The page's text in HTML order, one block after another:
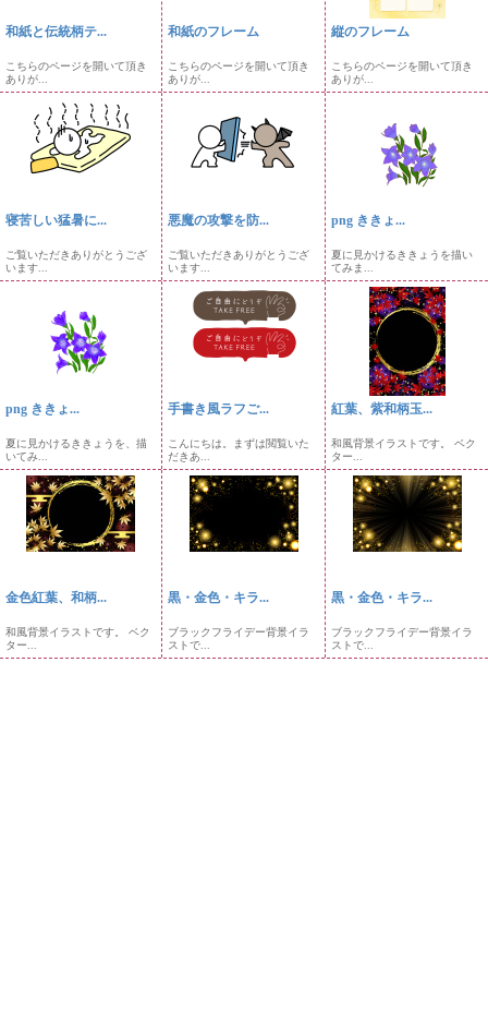
和紙と伝統柄テ...
こちらのページを開いて頂き
ありが...
和紙のフレーム
こちらのページを開いて頂き
ありが...
縦のフレーム
こちらのページを開いて頂き
ありが...
寝苦しい猛暑に...
ご覧いただきありがとうござ
います...
悪魔の攻撃を防...
ご覧いただきありがとうござ
います...
png ききょ...
夏に見かけるききょうを描い
てみま...
png ききょ...
夏に見かけるききょうを、描
いてみ...
手書き風ラフご...
こんにちは。まずは閲覧いた
だきあ...
紅葉、紫和柄玉...
和風背景イラストです。 ベク
ター...
金色紅葉、和柄...
和風背景イラストです。 ベク
ター...
黒・金色・キラ...
ブラックフライデー背景イラ
ストで...
黒・金色・キラ...
ブラックフライデー背景イラ
ストで...